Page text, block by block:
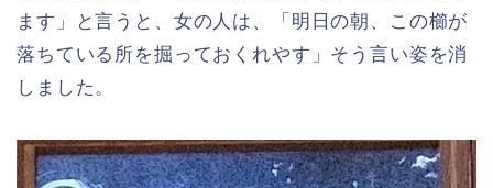
ます」と言うと、女の人は、「明日の朝、この櫛が
落ちている所を掘っておくれやす」そう言い姿を消
しました。